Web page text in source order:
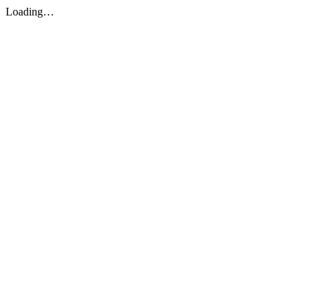
Loading…